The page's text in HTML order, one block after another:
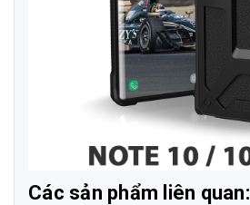
Các sản phẩm liên quan: